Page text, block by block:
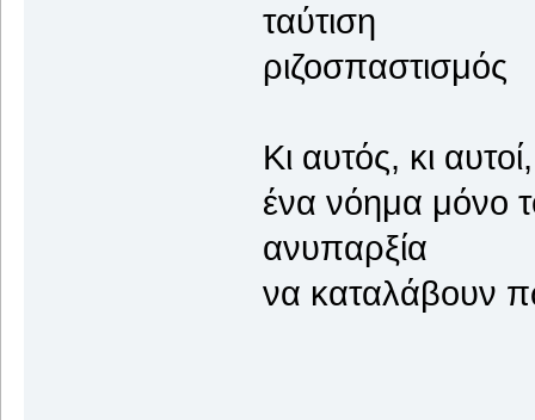
ταύτιση
ριζοσπαστισμός
Κι αυτός, κι
ένα νόημα μόνο
ανυπαρξία
να καταλάβουν